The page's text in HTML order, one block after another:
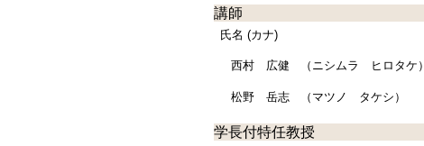
講師
氏名 (カナ)
西村 広健 （ニシムラ ヒロタケ）
松野 岳志
（マツノ タケシ）
学長付特任教授